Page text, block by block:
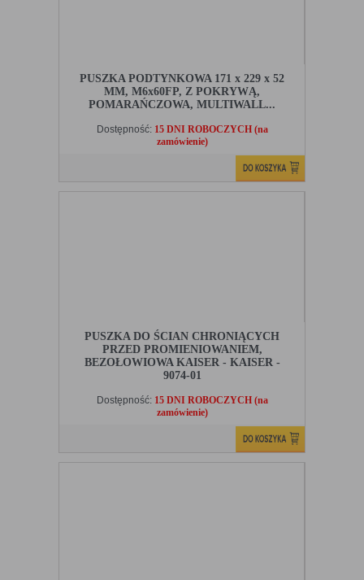
PUSZKA PODTYNKOWA 171 x 229 x 52
MM, M6x60FP, Z POKRYWĄ,
POMARAŃCZOWA, MULTIWALL...
Dostępność: 15 DNI ROBOCZYCH (na
zamówienie)
PUSZKA DO ŚCIAN CHRONIĄCYCH
PRZED PROMIENIOWANIEM,
BEZOŁOWIOWA KAISER - KAISER -
9074-01
Dostępność: 15 DNI ROBOCZYCH (na
zamówienie)